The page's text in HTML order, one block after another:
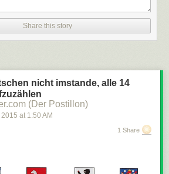
Share this story
nicht imstande, alle 14
(Der Postillon)
2015 at 1:50 AM
1 Share